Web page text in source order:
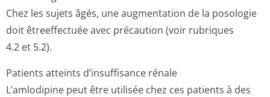
Chez les sujets âgés, une augmentation de la posologie
doit êtreeffectuée avec précaution (voir rubriques
4.2 et 5.2).
Patients atteints d’insuffisance rénale
L’amlodipine peut être utilisée chez ces patients à des